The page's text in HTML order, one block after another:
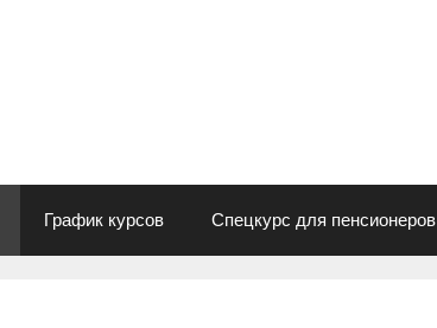
График курсов Спецкурс для пенсионеров